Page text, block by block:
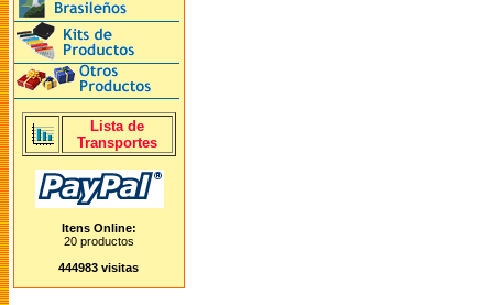
Lista de
Transportes
Itens Online:
20 productos
444983 visitas